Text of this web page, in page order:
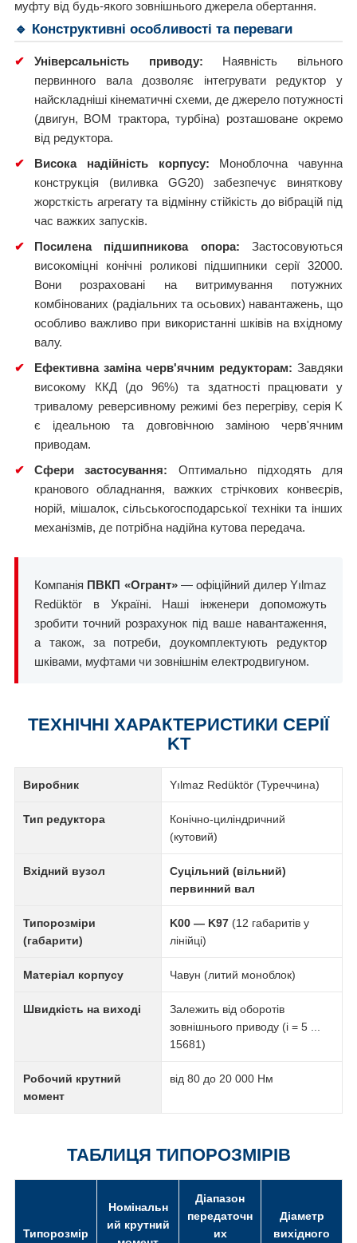
муфту від будь-якого зовнішнього джерела обертання.
🔹 Конструктивні особливості та переваги
✔ Універсальність приводу: Наявність вільного
первинного вала дозволяє інтегрувати редуктор у
найскладніші кінематичні схеми, де джерело потужності
(двигун, ВОМ трактора, турбіна) розташоване окремо
від редуктора.
✔
Висока надійність корпусу: Моноблочна чавунна
конструкція (виливка GG20) забезпечує виняткову
жорсткість агрегату та відмінну стійкість до вібрацій під
час важких запусків.
✔
Посилена підшипникова опора: Застосовуються
високоміцні конічні роликові підшипники серії 32000.
Вони розраховані на витримування потужних
комбінованих (радіальних та осьових) навантажень, що
особливо важливо при використанні шківів на вхідному
валу.
✔
Ефективна заміна черв'ячним редукторам: Завдяки
високому ККД (до 96%) та здатності працювати у
тривалому реверсивному режимі без перегріву, серія K
є ідеальною та довговічною заміною черв'ячним
приводам.
✔
Сфери застосування: Оптимально підходять для
кранового обладнання, важких стрічкових конвеєрів,
норій, мішалок, сільськогосподарської техніки та інших
механізмів, де потрібна надійна кутова передача.
Компанія ПВКП «Огрант»— офіційний дилер Yılmaz
Redüktör в Україні. Наші інженери допоможуть
зробити точний розрахунок під ваше навантаження,
а також, за потреби, доукомплектують редуктор
шківами, муфтами чи зовнішнім електродвигуном.
ТЕХНІЧНІ ХАРАКТЕРИСТИКИ СЕРІЇ
KT
Виробник Yılmaz Redüktör (Туреччина)
Тип редуктора
Конічно-циліндричний
(кутовий)
Вхідний вузол
Суцільний (вільний)
первинний вал
Типорозміри
(габарити)
K00 — K97 (12 габаритів у
лінійці)
Матеріал корпусу Чавун (литий моноблок)
Швидкість на виході
Залежить від оборотів
зовнішнього приводу (i = 5 ...
15681)
Робочий крутний
момент
від 80 до 20 000 Нм
ТАБЛИЦЯ ТИПОРОЗМІРІВ
Типорозмір
Номінальн
ий крутний
Діапазон
передаточн
их
Діаметр
вихідного